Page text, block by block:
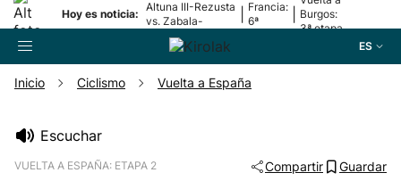
Hoy es noticia:
Altuna III-Rezusta
vs. Zabala-
Zabaleta
Francia:
6ª
Burgos:
3ª etapa
ES
Inicio Ciclismo Vuelta a España
Escuchar
VUELTA A ESPAÑA: ETAPA 2 Compartir Guardar